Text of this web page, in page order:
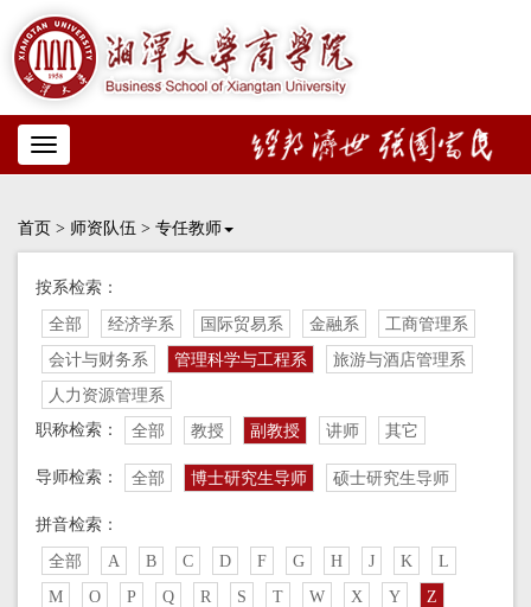
Toggle
navigation
首页 > 师资队伍 > 专任教师
按系检索：
全部 经济学系 国际贸易系 金融系
工商管理系
会计与财务系
管理科学与工程系
旅游与酒店管理系
人力资源管理系
职称检索：
全部 教授 副教授 讲师 其它
导师检索： 全部 博士研究生导师 硕士研究生导师
拼音检索：
全部 A B C D F G H J K
L
M
O P Q R S T W X Y Z